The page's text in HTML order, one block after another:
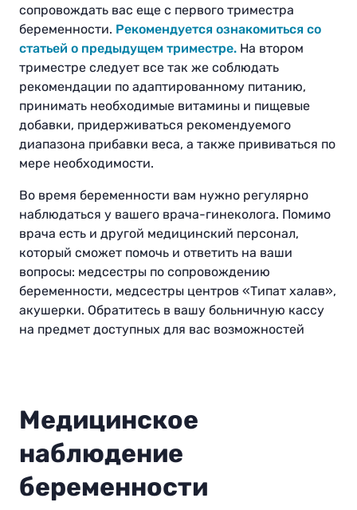
сопровождать вас еще с первого триместра
беременности. Рекомендуется ознакомиться со
статьей о предыдущем триместре. На втором
триместре следует все так же соблюдать
рекомендации по адаптированному питанию,
принимать необходимые витамины и пищевые
добавки, придерживаться рекомендуемого
диапазона прибавки веса, а также прививаться по
мере необходимости.
Во время беременности вам нужно регулярно
наблюдаться у вашего врача-гинеколога. Помимо
врача есть и другой медицинский персонал,
который сможет помочь и ответить на ваши
вопросы: медсестры по сопровождению
беременности, медсестры центров «Типат халав»,
акушерки. Обратитесь в вашу больничную кассу
на предмет доступных для вас возможностей
Медицинское
наблюдение
беременности